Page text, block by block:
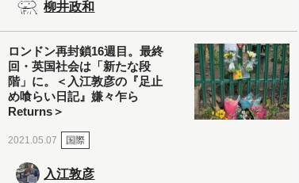
柳井政和
ロンドン再封鎖16週目。最終
回・英国社会は「新たな段
階」に。＜入江敦彦の『足止
め喰らい日記』嫌々乍ら
Returns＞
2021.05.07 国際
入江敦彦